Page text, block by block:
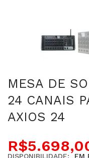
MESA DE
24 CANAIS
AXIOS 24
R$
DISPONIBILIDADE: EM